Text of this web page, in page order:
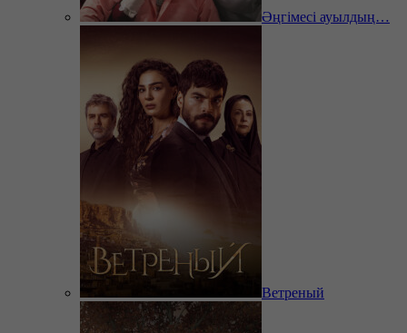
Әңгімесі ауылдың…
Ветреный